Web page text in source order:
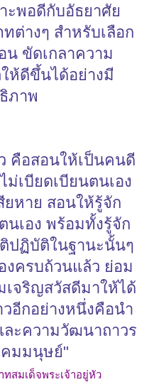
ะพอดีกับอัธยาศัย
ต่างๆ สำหรับเลือก
น ขัดเกลาความ
ห้ดีขึ้นได้อย่างมี
ภาพ
คือสอนให้เป็นคนดี
เบียดเบียนตนเอง
ยหาย สอนให้รู้จัก
นเอง พร้อมทั้งรู้จัก
ปฏิบัติในฐานะนั้นๆ
งครบถ้วนแล้ว ย่อม
จริญสวัสดีมาให้ได้
อีกอย่างหนึ่งคือนำ
ะความวัฒนาถาวร
คมมนุษย์"
สมเด็จพระเจ้าอยู่หัว